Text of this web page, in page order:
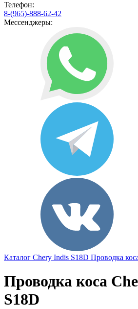
Телефон:
8-(965)-888-62-42
Мессенджеры:
Каталог Chery Indis S18D Проводка
Проводка коса
S18D